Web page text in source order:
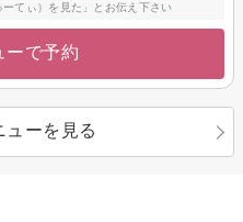
てぃ）を見た」とお伝え下さい
ーで予約
ューを見る